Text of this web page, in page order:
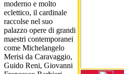
moderno e molto
eclettico, il cardinale
raccolse nel suo
palazzo opere di grandi
maestri contemporanei
come Michelangelo
Merisi da Caravaggio,
Guido Reni, Giovanni